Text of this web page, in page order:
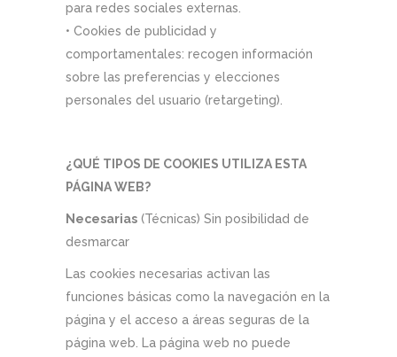
para redes sociales externas.
• Cookies de publicidad y
comportamentales: recogen información
sobre las preferencias y elecciones
personales del usuario (retargeting).
¿QUÉ TIPOS DE COOKIES UTILIZA ESTA
PÁGINA WEB?
Necesarias (Técnicas) Sin posibilidad de
desmarcar
Las cookies necesarias activan las
funciones básicas como la navegación en la
página y el acceso a áreas seguras de la
página web. La página web no puede